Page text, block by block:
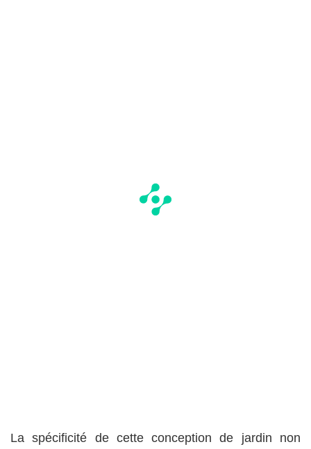
La spécificité de cette conception de jardin non